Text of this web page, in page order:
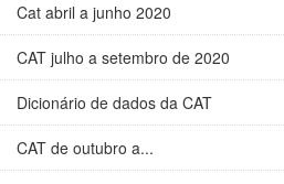
Cat abril a junho 2020
CAT julho a setembro de 2020
Dicionário de dados da CAT
CAT de outubro a...